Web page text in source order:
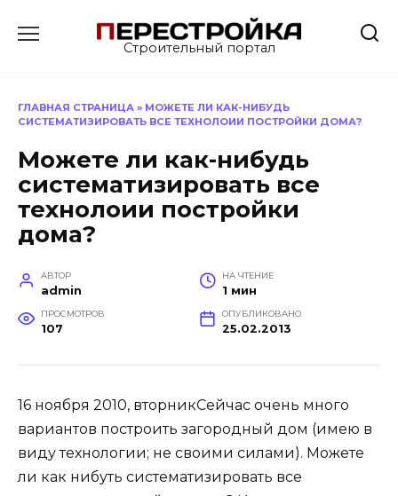
Строительный портал
ГЛАВНАЯ СТРАНИЦА » МОЖЕТЕ ЛИ КАК-НИБУДЬ
СИСТЕМАТИЗИРОВАТЬ ВСЕ ТЕХНОЛОИИ ПОСТРОЙКИ ДОМА?
Можете ли как-нибудь
систематизировать все
технолоии постройки
дома?
АВТОР
admin
НА ЧТЕНИЕ
1 мин
ПРОСМОТРОВ
107
ОПУБЛИКОВАНО
25.02.2013
16 ноября 2010, вторникСейчас очень много
вариантов построить загородный дом (имею в
виду технологии; не своими силами). Можете
ли как нибуть систематизировать все